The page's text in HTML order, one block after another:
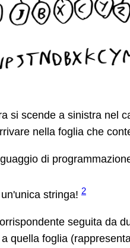
si scende a sinistra nel
nella foglia che
di
stringa! 2
seguita da
quella foglia